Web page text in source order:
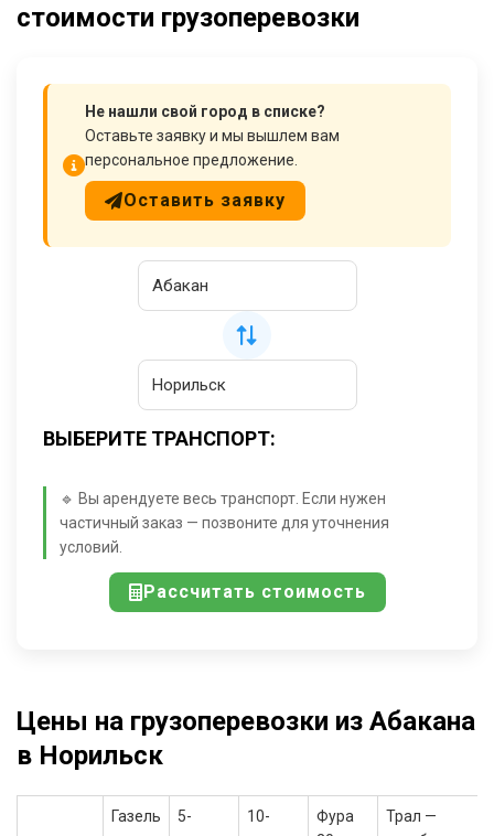
стоимости грузоперевозки
Не нашли свой город в списке?
Оставьте заявку и мы вышлем вам
персональное предложение.
Оставить заявку
ВЫБЕРИТЕ ТРАНСПОРТ:
🔹 Вы арендуете весь транспорт. Если нужен
частичный заказ — позвоните для уточнения
условий.
Рассчитать стоимость
Цены на грузоперевозки из Абакана
в Норильск
Газель
5-
10-
Фура
Трал —